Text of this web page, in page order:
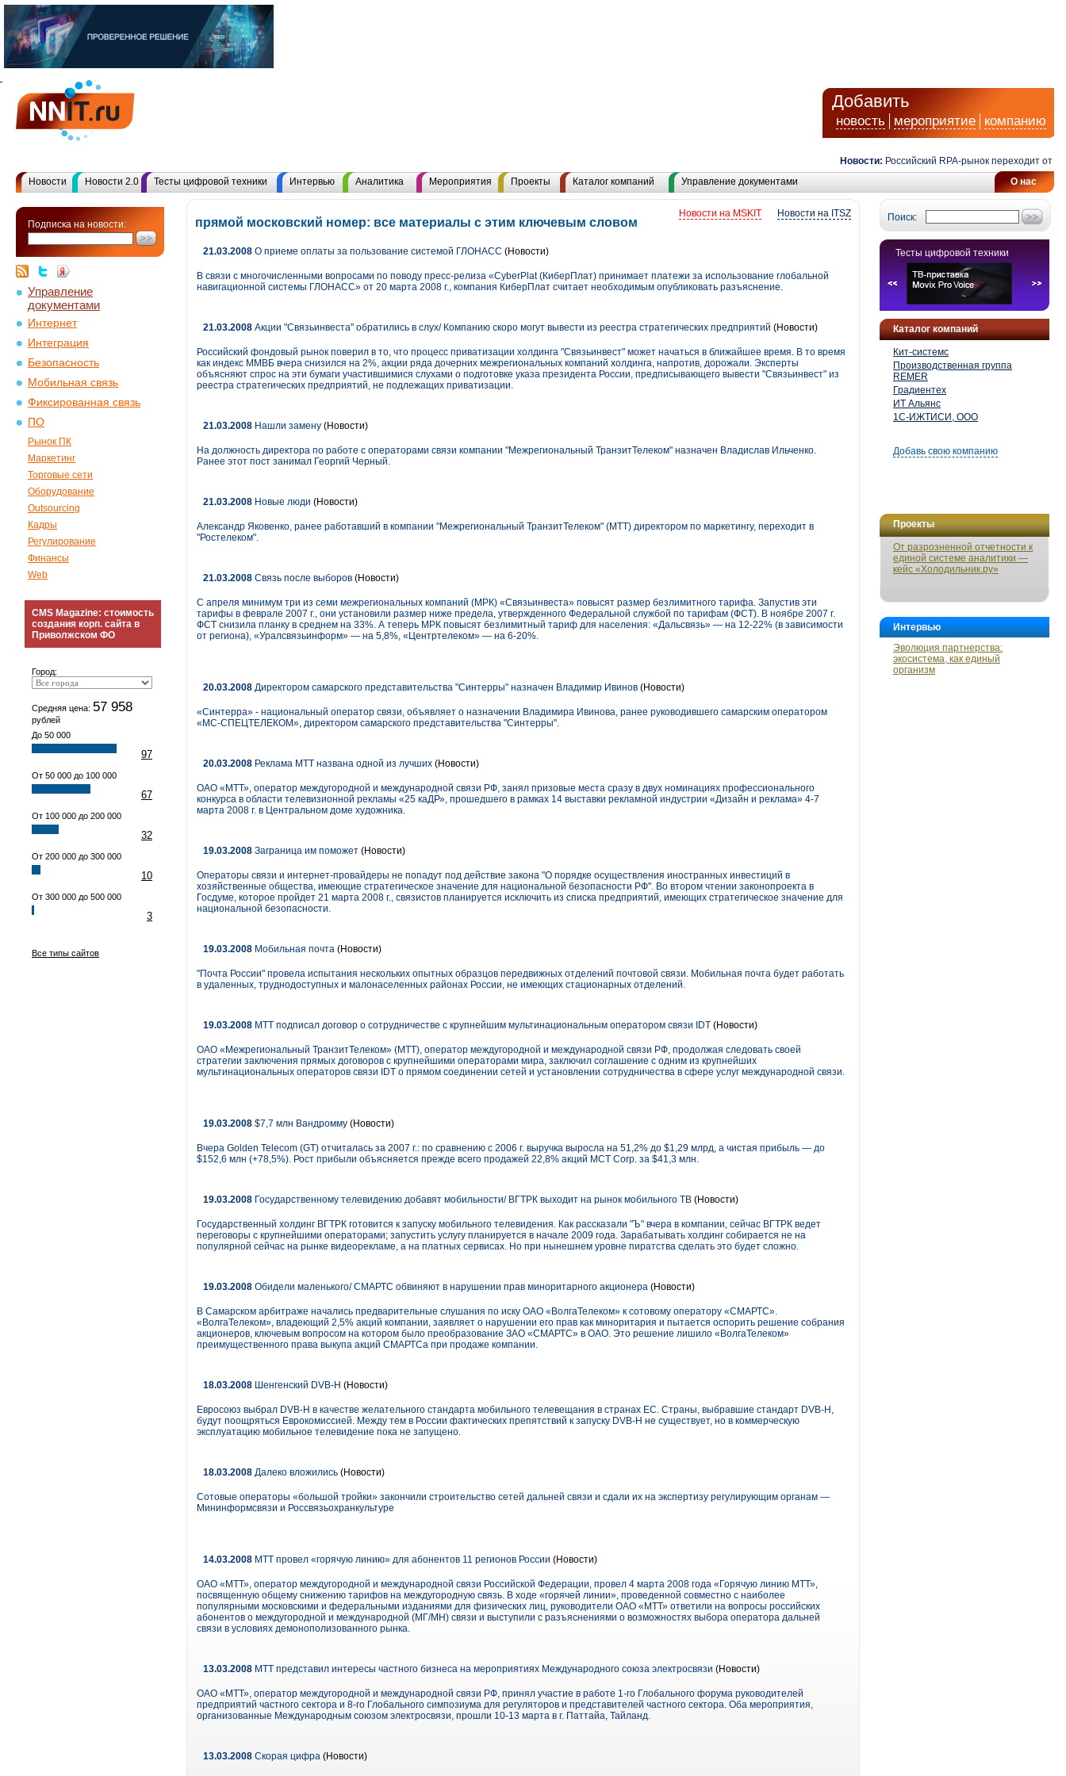
Добавить
новость мероприятие компанию
Новости: Российский RPA-рынок переходит от
О нас
Новости Новости 2.0 Тесты цифровой техники Интервью Аналитика Мероприятия Проекты Каталог компаний Управление документами
Подписка на новости:
Управление
документами
Интернет
Интеграция
Безопасность
Мобильная связь
Фиксированная связь
ПО
Рынок ПК
Маркетинг
Торговые сети
Оборудование
Outsourcing
Кадры
Регулирование
Финансы
Web
CMS Magazine: стоимость
создания корп. сайта в
Приволжском ФО
Город:
Средняя цена: 57 958
рублей
До 50 000
97
От 50 000 до 100 000
67
От 100 000 до 200 000
32
От 200 000 до 300 000
10
От 300 000 до 500 000
3
Все типы сайтов
Поиск:
Тесты цифровой техники
Каталог компаний
Кит-системс
Производственная группа
REMER
Градиентех
ИТ Альянс
1С-ИЖТИСИ, ООО
Добавь свою компанию
Проекты
От разрозненной отчетности к
единой системе аналитики —
кейс «Холодильник.ру»
Интервью
Эволюция партнерства:
экосистема, как единый
организм
Новости на ITSZ
Новости на MSKIT
прямой московский номер: все материалы с этим ключевым словом
21.03.2008 О приеме оплаты за пользование системой ГЛОНАСС (Новости)
В связи с многочисленными вопросами по поводу пресс-релиза «CyberPlat (КиберПлат) принимает платежи за использование глобальной
навигационной системы ГЛОНАСС» от 20 марта 2008 г., компания КиберПлат считает необходимым опубликовать разъяснение.
21.03.2008 Акции "Связьинвеста" обратились в слух/ Компанию скоро могут вывести из реестра стратегических предприятий (Новости)
Российский фондовый рынок поверил в то, что процесс приватизации холдинга "Связьинвест" может начаться в ближайшее время. В то время
как индекс ММВБ вчера снизился на 2%, акции ряда дочерних межрегиональных компаний холдинга, напротив, дорожали. Эксперты
объясняют спрос на эти бумаги участившимися слухами о подготовке указа президента России, предписывающего вывести "Связьинвест" из
реестра стратегических предприятий, не подлежащих приватизации.
21.03.2008 Нашли замену (Новости)
На должность директора по работе с операторами связи компании "Межрегиональный ТранзитТелеком" назначен Владислав Ильченко.
Ранее этот пост занимал Георгий Черный.
21.03.2008 Новые люди (Новости)
Александр Яковенко, ранее работавший в компании "Межрегиональный ТранзитТелеком" (МТТ) директором по маркетингу, переходит в
"Ростелеком".
21.03.2008 Связь после выборов (Новости)
С апреля минимум три из семи межрегиональных компаний (МРК) «Связьинвеста» повысят размер безлимитного тарифа. Запустив эти
тарифы в феврале 2007 г., они установили размер ниже предела, утвержденного Федеральной службой по тарифам (ФСТ). В ноябре 2007 г.
ФСТ снизила планку в среднем на 33%. А теперь МРК повысят безлимитный тариф для населения: «Дальсвязь» — на 12-22% (в зависимости
от региона), «Уралсвязьинформ» — на 5,8%, «Центртелеком» — на 6-20%.
20.03.2008 Директором самарского представительства "Синтерры" назначен Владимир Ивинов (Новости)
«Синтерра» - национальный оператор связи, объявляет о назначении Владимира Ивинова, ранее руководившего самарским оператором
«МС-СПЕЦТЕЛЕКОМ», директором самарского представительства "Синтерры".
20.03.2008 Реклама МТТ названа одной из лучших (Новости)
ОАО «МТТ», оператор междугородной и международной связи РФ, занял призовые места сразу в двух номинациях профессионального
конкурса в области телевизионной рекламы «25 каДР», прошедшего в рамках 14 выставки рекламной индустрии «Дизайн и реклама» 4-7
марта 2008 г. в Центральном доме художника.
19.03.2008 Заграница им поможет (Новости)
Операторы связи и интернет-провайдеры не попадут под действие закона "О порядке осуществления иностранных инвестиций в
хозяйственные общества, имеющие стратегическое значение для национальной безопасности РФ". Во втором чтении законопроекта в
Госдуме, которое пройдет 21 марта 2008 г., связистов планируется исключить из списка предприятий, имеющих стратегическое значение для
национальной безопасности.
19.03.2008 Мобильная почта (Новости)
"Почта России" провела испытания нескольких опытных образцов передвижных отделений почтовой связи. Мобильная почта будет работать
в удаленных, труднодоступных и малонаселенных районах России, не имеющих стационарных отделений.
19.03.2008 МТТ подписал договор о сотрудничестве с крупнейшим мультинациональным оператором связи IDT (Новости)
ОАО «Межрегиональный ТранзитТелеком» (МТТ), оператор междугородной и международной связи РФ, продолжая следовать своей
стратегии заключения прямых договоров с крупнейшими операторами мира, заключил соглашение с одним из крупнейших
мультинациональных операторов связи IDT о прямом соединении сетей и установлении сотрудничества в сфере услуг международной связи.
19.03.2008 $7,7 млн Вандромму (Новости)
Вчера Golden Telecom (GT) отчиталась за 2007 г.: по сравнению с 2006 г. выручка выросла на 51,2% до $1,29 млрд, а чистая прибыль — до
$152,6 млн (+78,5%). Рост прибыли объясняется прежде всего продажей 22,8% акций MCT Corp. за $41,3 млн.
19.03.2008 Государственному телевидению добавят мобильности/ ВГТРК выходит на рынок мобильного ТВ (Новости)
Государственный холдинг ВГТРК готовится к запуску мобильного телевидения. Как рассказали "Ъ" вчера в компании, сейчас ВГТРК ведет
переговоры с крупнейшими операторами; запустить услугу планируется в начале 2009 года. Зарабатывать холдинг собирается не на
популярной сейчас на рынке видеорекламе, а на платных сервисах. Но при нынешнем уровне пиратства сделать это будет сложно.
19.03.2008 Обидели маленького/ СМАРТС обвиняют в нарушении прав миноритарного акционера (Новости)
В Самарском арбитраже начались предварительные слушания по иску ОАО «ВолгаТелеком» к сотовому оператору «СМАРТС».
«ВолгаТелеком», владеющий 2,5% акций компании, заявляет о нарушении его прав как миноритария и пытается оспорить решение собрания
акционеров, ключевым вопросом на котором было преобразование ЗАО «СМАРТС» в ОАО. Это решение лишило «ВолгаТелеком»
преимущественного права выкупа акций СМАРТСа при продаже компании.
18.03.2008 Шенгенский DVB-H (Новости)
Евросоюз выбрал DVB-H в качестве желательного стандарта мобильного телевещания в странах ЕС. Страны, выбравшие стандарт DVB-H,
будут поощряться Еврокомиссией. Между тем в России фактических препятствий к запуску DVB-H не существует, но в коммерческую
эксплуатацию мобильное телевидение пока не запущено.
18.03.2008 Далеко вложились (Новости)
Сотовые операторы «большой тройки» закончили строительство сетей дальней связи и сдали их на экспертизу регулирующим органам —
Мининформсвязи и Россвязьохранкультуре
14.03.2008 МТТ провел «горячую линию» для абонентов 11 регионов России (Новости)
ОАО «МТТ», оператор междугородной и международной связи Российской Федерации, провел 4 марта 2008 года «Горячую линию МТТ»,
посвященную общему снижению тарифов на междугородную связь. В ходе «горячей линии», проведенной совместно с наиболее
популярными московскими и федеральными изданиями для физических лиц, руководители ОАО «МТТ» ответили на вопросы российских
абонентов о междугородной и международной (МГ/МН) связи и выступили с разъяснениями о возможностях выбора оператора дальней
связи в условиях демонополизованного рынка.
13.03.2008 МТТ представил интересы частного бизнеса на мероприятиях Международного союза электросвязи (Новости)
ОАО «МТТ», оператор междугородной и международной связи РФ, принял участие в работе 1-го Глобального форума руководителей
предприятий частного сектора и 8-го Глобального симпозиума для регуляторов и представителей частного сектора. Оба мероприятия,
организованные Международным союзом электросвязи, прошли 10-13 марта в г. Паттайа, Тайланд.
13.03.2008 Скорая цифра (Новости)